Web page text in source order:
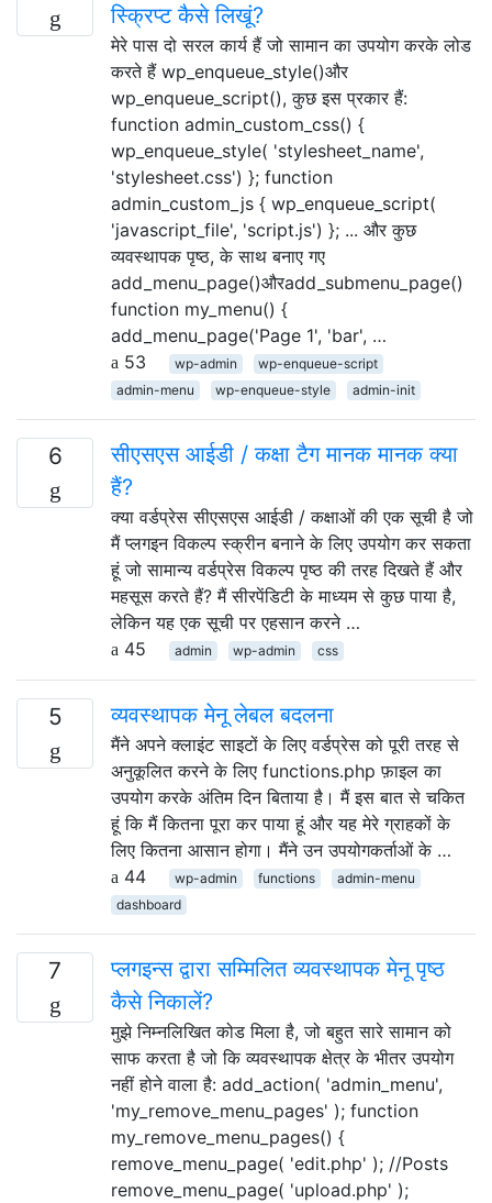
स्क्रिप्ट कैसे लिखूं?
मेरे पास दो सरल कार्य हैं जो सामान का उपयोग करके लोड
करते हैं wp_enqueue_style()और
wp_enqueue_script(), कुछ इस प्रकार हैं:
function admin_custom_css() {
wp_enqueue_style( 'stylesheet_name',
'stylesheet.css') }; function
admin_custom_js { wp_enqueue_script(
'javascript_file', 'script.js') }; ... और कुछ
व्यवस्थापक पृष्ठ, के साथ बनाए गए
add_menu_page()औरadd_submenu_page()
function my_menu() {
add_menu_page('Page 1', 'bar', …
53
wp-admin
wp-enqueue-script
admin-menu
wp-enqueue-style admin-init
6
सीएसएस आईडी / कक्षा टैग मानक मानक क्या
हैं?
क्या वर्डप्रेस सीएसएस आईडी / कक्षाओं की एक सूची है जो
मैं प्लगइन विकल्प स्क्रीन बनाने के लिए उपयोग कर सकता
हूं जो सामान्य वर्डप्रेस विकल्प पृष्ठ की तरह दिखते हैं और
महसूस करते हैं? मैं सीरपेंडिटी के माध्यम से कुछ पाया है,
लेकिन यह एक सूची पर एहसान करने …
45
admin wp-admin css
5 व्यवस्थापक मेनू लेबल बदलना
मैंने अपने क्लाइंट साइटों के लिए वर्डप्रेस को पूरी तरह से
अनुकूलित करने के लिए functions.php फ़ाइल का
उपयोग करके अंतिम दिन बिताया है। मैं इस बात से चकित
हूं कि मैं कितना पूरा कर पाया हूं और यह मेरे ग्राहकों के
लिए कितना आसान होगा। मैंने उन उपयोगकर्ताओं के …
44
wp-admin functions
admin-menu
dashboard
7
प्लगइन्स द्वारा सम्मिलित व्यवस्थापक मेनू पृष्ठ
कैसे निकालें?
मुझे निम्नलिखित कोड मिला है, जो बहुत सारे सामान को
साफ करता है जो कि व्यवस्थापक क्षेत्र के भीतर उपयोग
नहीं होने वाला है: add_action( 'admin_menu',
'my_remove_menu_pages' ); function
my_remove_menu_pages() {
remove_menu_page( 'edit.php' ); //Posts
remove_menu_page( 'upload.php' );